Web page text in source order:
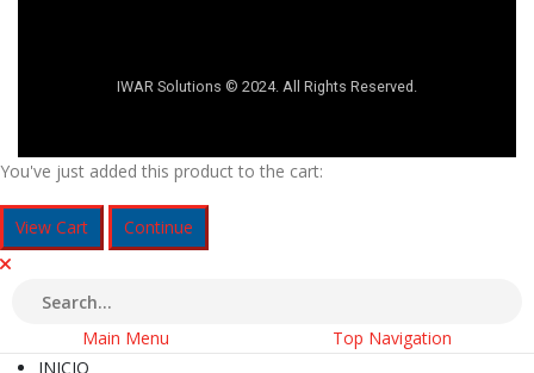
IWAR Solutions © 2024. All Rights Reserved.
You've just added this product to the cart:
View Cart Continue
Main Menu
Top Navigation
INICIO